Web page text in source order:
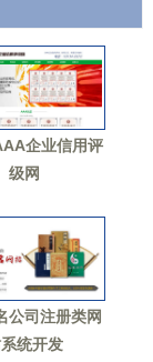
企业信用评
级网
公司注册类网
统开发